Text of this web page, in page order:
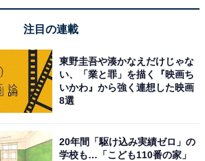
注目の連載
東野圭吾や湊かなえだけじゃな
い、「業と罪」を描く『映画ち
いかわ』から強く連想した映画
8選
20年間「駆け込み実績ゼロ」の
学校も…「こども110番の家」